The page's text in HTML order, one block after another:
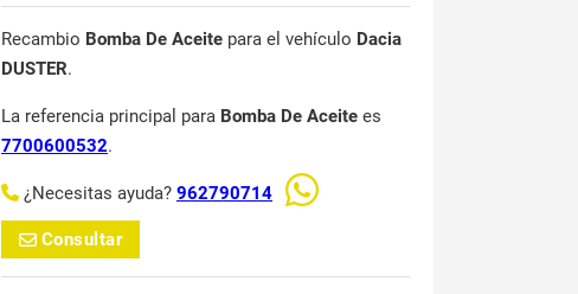
Recambio Bomba De Aceite para el vehículo Dacia
DUSTER.
La referencia principal para Bomba De Aceite es
7700600532.
¿Necesitas ayuda? 962790714
Consultar